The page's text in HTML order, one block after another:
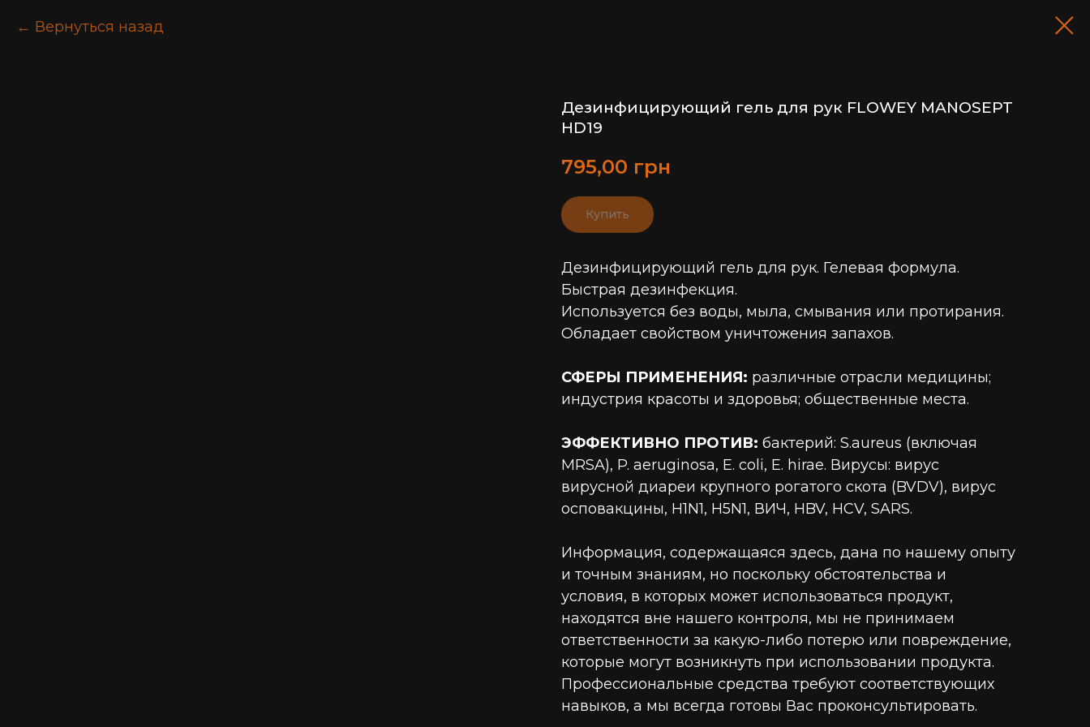
Вернуться назад
Дезинфицирующий гель для рук FLOWEY MANOSEPT
HD19
795,00 грн
Купить
Дезинфицирующий гель для рук. Гелевая формула.
Быстрая дезинфекция.
Используется без воды, мыла, смывания или протирания.
Обладает свойством уничтожения запахов.
СФЕРЫ ПРИМЕНЕНИЯ: различные отрасли медицины;
индустрия красоты и здоровья; общественные места.
ЭФФЕКТИВНО ПРОТИВ: бактерий: S.aureus (включая
MRSA), P. aeruginosa, E. coli, E. hirae. Вирусы: вирус
вирусной диареи крупного рогатого скота (BVDV), вирус
осповакцины, H1N1, H5N1, ВИЧ, HBV, HCV, SARS.
Информация, содержащаяся здесь, дана по нашему опыту
и точным знаниям, но поскольку обстоятельства и
условия, в которых может использоваться продукт,
находятся вне нашего контроля, мы не принимаем
ответственности за какую-либо потерю или повреждение,
которые могут возникнуть при использовании продукта.
Профессиональные средства требуют соответствующих
навыков, а мы всегда готовы Вас проконсультировать.